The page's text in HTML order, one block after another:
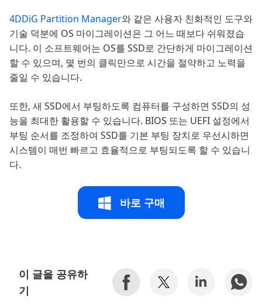
4DDiG Partition Manager와 같은 사용자 친화적인 도구와
기술 덕분에 OS 마이그레이션은 그 어느 때보다 쉬워졌습
니다. 이 소프트웨어는 OS를 SSD로 간단하게 마이그레이션
할 수 있으며, 몇 번의 클릭만으로 시간을 절약하고 노력을
줄일 수 있습니다.
또한, 새 SSD에서 부팅하도록 컴퓨터를 구성하면 SSD의 성
능을 최대한 활용할 수 있습니다. BIOS 또는 UEFI 설정에서
부팅 순서를 조정하여 SSD를 기본 부팅 장치로 우선시하면
시스템이 매번 빠르고 효율적으로 부팅되도록 할 수 있습니
다.
바로 구매
이 글을 공유하
기